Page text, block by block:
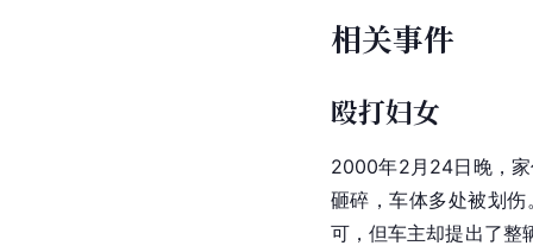
相关事件
殴打妇女
2000年2月24日晚，
砸碎，车体多处被划
可，但车主却提出了整